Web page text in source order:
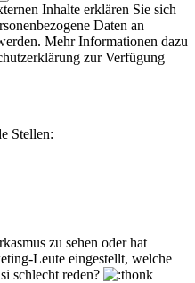
Inhalte erklären Sie sich
Daten an
Mehr Informationen dazu
zur Verfügung
Stellen:
zu sehen oder hat
Leute eingestellt, welche
schlecht reden?